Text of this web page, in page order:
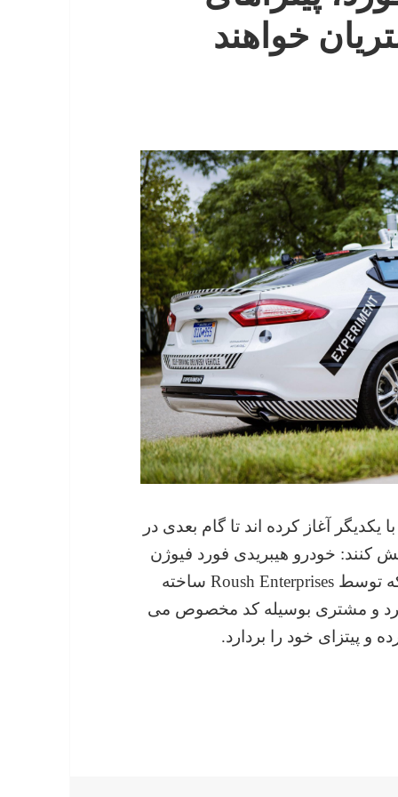
خواهند
آغاز کرده اند تا گام بعدی در
کنند: خودرو هیبریدی فورد فیوژن
بدون راننده مجهز به محفظه گرم نگهدارنده که توسط Roush Enterprises ساخته
و مشتری بوسیله کد مخصوص می
و پیتزای خود را بردارد.
دومینو را به دست مشتریان خواهند رساند